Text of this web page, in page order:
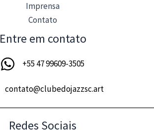
Imprensa
Contato
Entre em contato
+55 47 99609-3505
contato@clubedojazzsc.art
Redes Sociais